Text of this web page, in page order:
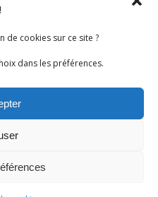
!
de cookies sur ce site ?
dans les préférences.